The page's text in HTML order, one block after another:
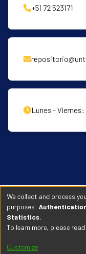
+51 72 523171
Lunes -
Recibe notificaciones
relacionados
We collect and process
purposes:
Statistics.
To learn more, please
Customize